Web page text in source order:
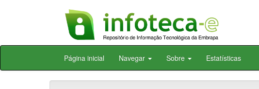
Skip
Página inicial Navegar Sobre Estatísticas